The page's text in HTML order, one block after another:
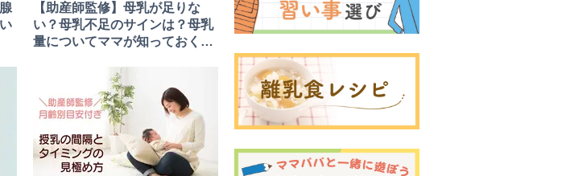
【助産師監修】母乳が足りな
い？母乳不足のサインは？母乳
量についてママが知っておくべ